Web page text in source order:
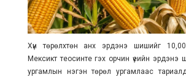
Хүн төрөлхтөн анх эрдэнэ шишийг
Мексикт теосинте гэх орчин үеийн эрдэнэ
ургамлын нэгэн төрөл ургамлаас